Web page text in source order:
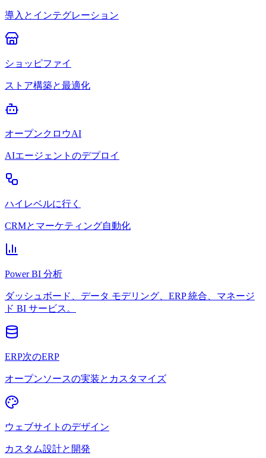
導入とインテグレーション
ショッピファイ
ストア構築と最適化
オープンクロウAI
AIエージェントのデプロイ
ハイレベルに行く
CRMとマーケティング自動化
Power BI 分析
ダッシュボード、データ モデリング、ERP 統合、マネージ
ド BI サービス。
ERP次のERP
オープンソースの実装とカスタマイズ
ウェブサイトのデザイン
カスタム設計と開発